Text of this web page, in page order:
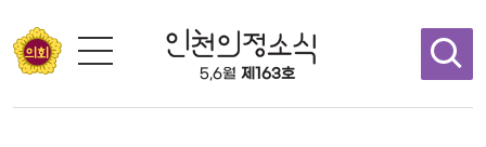
5,6월 제163호